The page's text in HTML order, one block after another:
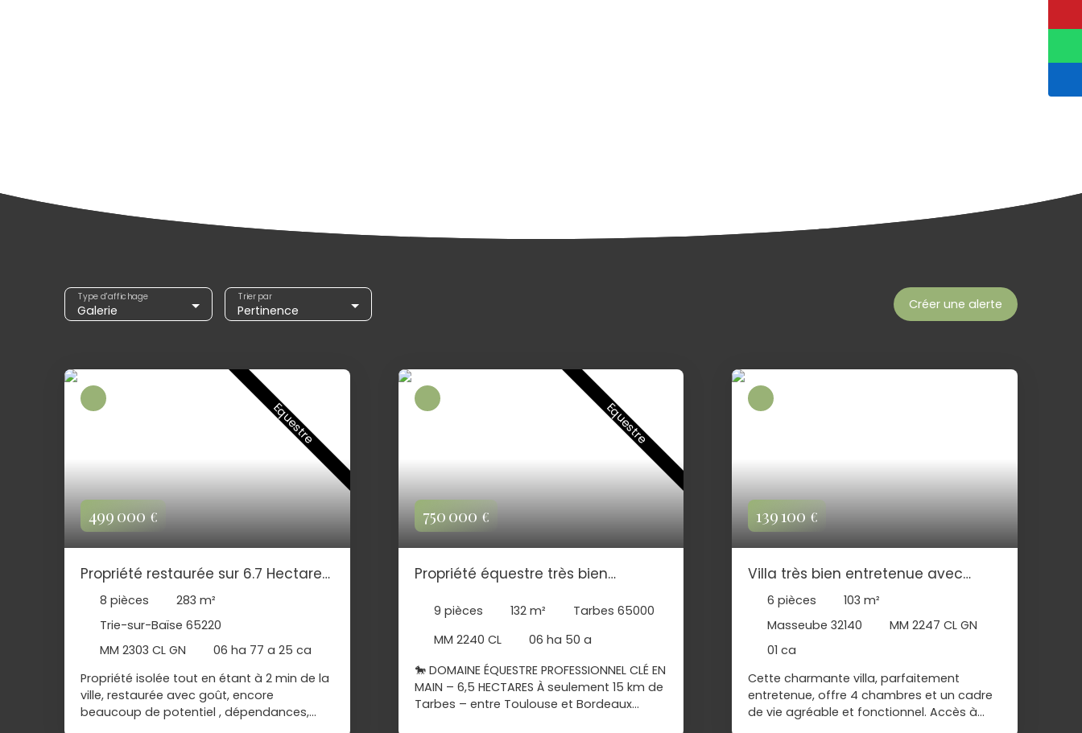
Galerie
Type d'affichage
Pertinence
Trier par Créer une alerte
499 000€
Equestre
Propriété restaurée sur 6.7 Hectares
vue sur les Pyrénées TRIE SUR BAISE
8 pièces 283 m²
Trie-sur-Baïse 65220
MM 2303 CL GN
06 ha 77 a 25 ca
Propriété isolée tout en étant à 2 min de la
ville, restaurée avec goût, encore
beaucoup de potentiel , dépendances,
750 000€
Equestre
Propriété équestre très bien
Hautes Pyrénées
9 pièces 132 m²
Tarbes 65000
MM 2240 CL
06 ha 50 a
🐎 DOMAINE ÉQUESTRE PROFESSIONNEL CLÉ EN
MAIN – 6,5 HECTARES À seulement 15 km de
Tarbes – entre Toulouse et Bordeaux
139 100€
Villa très bien entretenue avec
jardin garage, MASSEUBE GERS
6pièces 103m²
Masseube 32140
MM 2247 CL GN
01 ca
Cette charmante villa, parfaitement
entretenue, offre 4 chambres et un cadre
de vie agréable et fonctionnel. Accès à